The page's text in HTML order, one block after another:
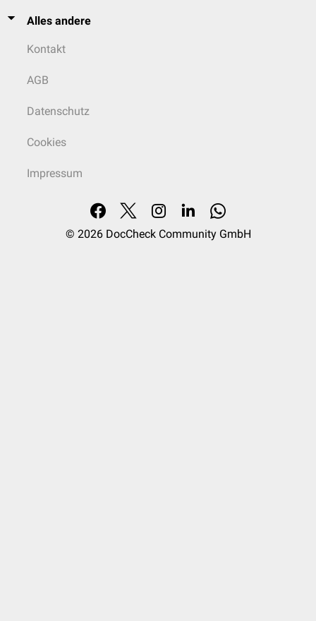
Alles andere
Kontakt
AGB
Datenschutz
Cookies
Impressum
© 2026 DocCheck Community GmbH